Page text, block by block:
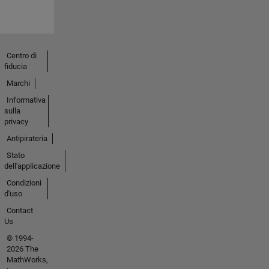
Centro di
fiducia
Marchi
Informativa
sulla
privacy
Antipirateria
Stato
dell'applicazione
Condizioni
d'uso
Contact
Us
© 1994-
2026 The
MathWorks,